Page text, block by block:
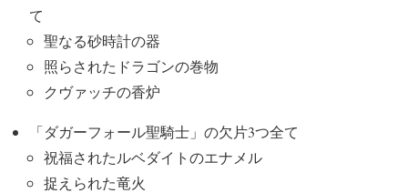
て
聖なる砂時計の器
照らされたドラゴンの巻物
クヴァッチの香炉
「ダガーフォール聖騎士」の欠片3つ全て
祝福されたルベダイトのエナメル
捉えられた竜火